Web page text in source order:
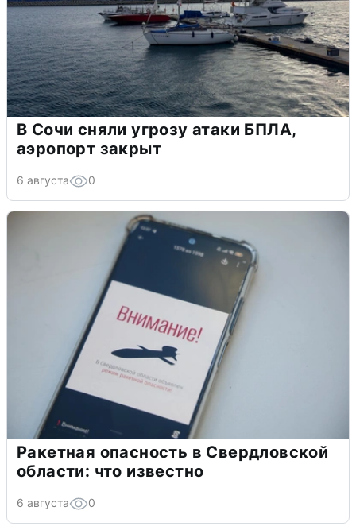
В Сочи сняли угрозу атаки БПЛА,
аэропорт закрыт
6 августа 0
Ракетная опасность в Свердловской
области: что известно
6 августа 0